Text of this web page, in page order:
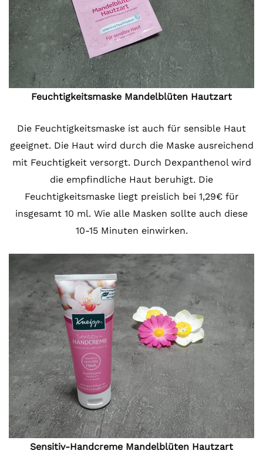
Feuchtigkeitsmaske Mandelblüten Hautzart
Die Feuchtigkeitsmaske ist auch für sensible Haut
geeignet. Die Haut wird durch die Maske ausreichend
mit Feuchtigkeit versorgt. Durch Dexpanthenol wird
die empfindliche Haut beruhigt. Die
Feuchtigkeitsmaske liegt preislich bei 1,29€ für
insgesamt 10 ml. Wie alle Masken sollte auch diese
10-15 Minuten einwirken.
Sensitiv-Handcreme Mandelblüten Hautzart